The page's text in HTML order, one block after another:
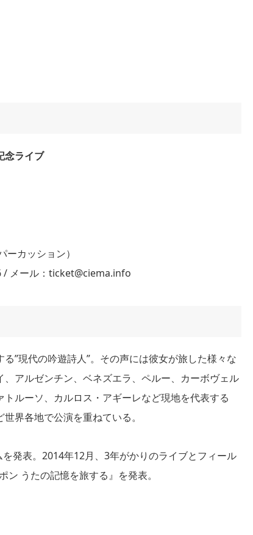
念ライブ
カッション）
/ メール：ticket@ciema.info
”現代の吟遊詩人”。その声には彼女が旅した様々な
アルゼンチン、ベネズエラ、ペルー、カーボヴェル
ルーソ、カルロス・アギーレなど現地を代表する
界各地で公演を重ねている。
発表。2014年12月、3年がかりのライブとフィール
うたの記憶を旅する』を発表。